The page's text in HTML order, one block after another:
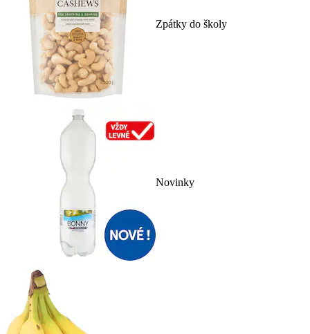
Zpátky do školy
Novinky